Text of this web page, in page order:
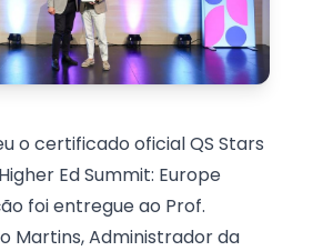
o certificado oficial QS Stars
Ed Summit: Europe
foi entregue ao Prof.
Martins, Administrador da